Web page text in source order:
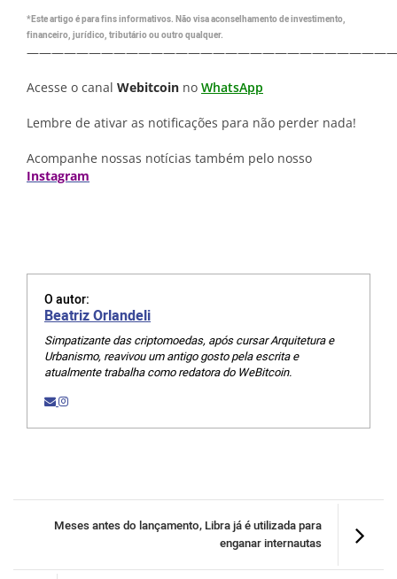
*Este artigo é para fins informativos. Não visa aconselhamento de investimento,
financeiro, jurídico, tributário ou outro qualquer.
Acesse o canal Webitcoin no WhatsApp
Lembre de ativar as notificações para não perder nada!
Acompanhe nossas notícias também pelo nosso
Instagram
O autor:
Beatriz Orlandeli
Simpatizante das criptomoedas, após cursar Arquitetura e
Urbanismo, reavivou um antigo gosto pela escrita e
atualmente trabalha como redatora do WeBitcoin.
Meses antes do lançamento, Libra já é utilizada para
enganar internautas